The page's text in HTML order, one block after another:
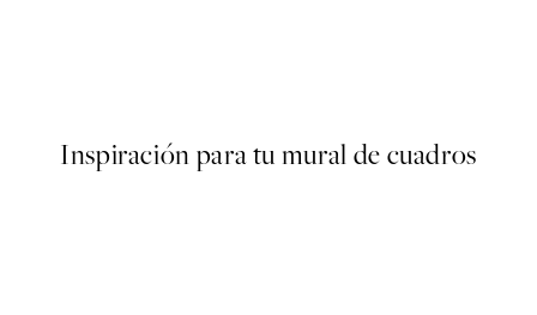
Inspiración para tu mural de cuadros